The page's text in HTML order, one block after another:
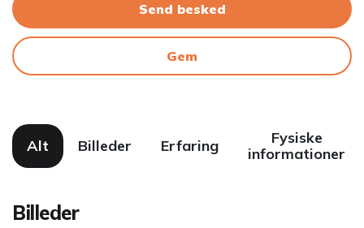
Send besked
Gem
Alt Billeder Erfaring
Fysiske
informationer
Billeder